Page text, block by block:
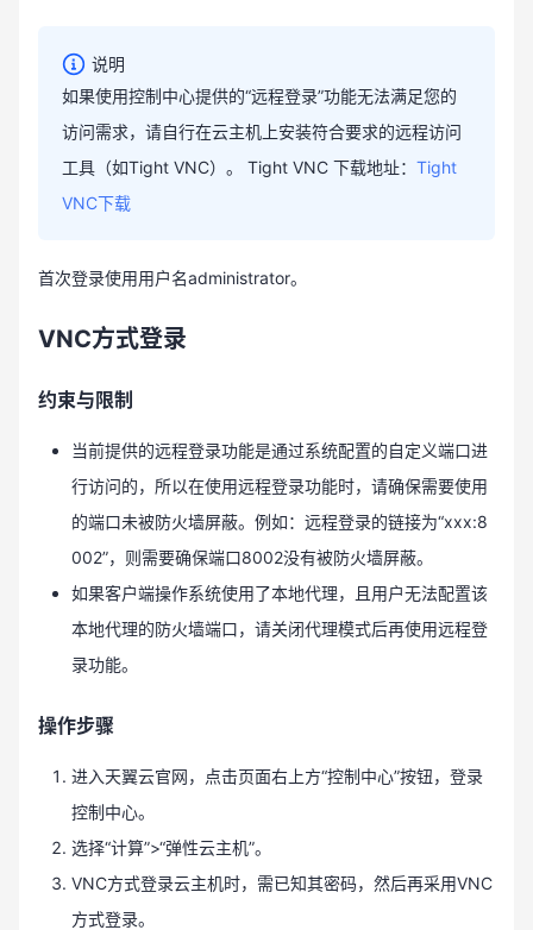
说明
如果使用控制中心提供的“远程登录”功能无法满足您的
访问需求，请自行在云主机上安装符合要求的远程访问
工具（如Tight VNC）。 Tight VNC 下载地址： Tight
VNC下载
首次登录使用用户名administrator。
VNC方式登录
约束与限制
当前提供的远程登录功能是通过系统配置的自定义端口进
行访问的，所以在使用远程登录功能时，请确保需要使用
的端口未被防火墙屏蔽。例如：远程登录的链接为“xxx:8
002”，则需要确保端口8002没有被防火墙屏蔽。
如果客户端操作系统使用了本地代理，且用户无法配置该
本地代理的防火墙端口，请关闭代理模式后再使用远程登
录功能。
操作步骤
进入天翼云官网，点击页面右上方“控制中心”按钮，登录
控制中心。
选择“计算”>“弹性云主机”。
VNC方式登录云主机时，需已知其密码，然后再采用VNC
方式登录。